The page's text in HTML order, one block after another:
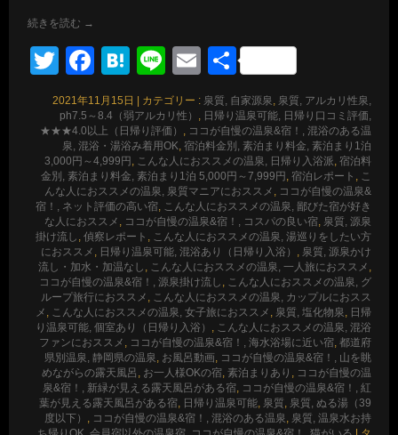
続きを読む →
TwitterFacebook
Hatena
LineEmail
共
有
2021年11月15日 | カテゴリー : 泉質, 自家源泉 泉質, アルカリ性泉,
ph7.5～8.4（弱アルカリ性）
日帰り温泉可能, 日帰り口コミ評価,
★★★4.0以上（日帰り評価）
ココが自慢の温泉&宿！, 混浴のある温
泉, 混浴・湯浴み着用OK 宿泊料金別, 素泊まり料金, 素泊まり1泊
3,000円～4,999円
こんな人におススメの温泉, 日帰り入浴派 宿泊料
金別, 素泊まり料金, 素泊まり1泊 5,000円～7,999円 宿泊レポート
こ
んな人におススメの温泉, 泉質マニアにおススメ
ココが自慢の温泉&
宿！, ネット評価の高い宿
こんな人におススメの温泉, 鄙びた宿が好き
な人におススメ
ココが自慢の温泉&宿！, コスパの良い宿 泉質, 源泉
掛け流し 偵察レポート
こんな人におススメの温泉, 湯巡りをしたい方
におススメ
日帰り温泉可能, 混浴あり（日帰り入浴）
泉質, 源泉かけ
流し・加水・加温なし
こんな人におススメの温泉, 一人旅におススメ
ココが自慢の温泉&宿！, 源泉掛け流し
こんな人におススメの温泉, グ
ループ旅行におススメ
こんな人におススメの温泉, カップルにおスス
メ
こんな人におススメの温泉, 女子旅におススメ 泉質, 塩化物泉
日帰
り温泉可能, 個室あり（日帰り入浴）
こんな人におススメの温泉, 混浴
ファンにおススメ
ココが自慢の温泉&宿！, 海水浴場に近い宿 都道府
県別温泉, 静岡県の温泉 お風呂動画 ココが自慢の温泉&宿！, 山を眺
めながらの露天風呂
お一人様OKの宿 素泊まりあり
ココが自慢の温
泉&宿！, 新緑が見える露天風呂がある宿 ココが自慢の温泉&宿！, 紅
葉が見える露天風呂がある宿 日帰り温泉可能 泉質 泉質, ぬる湯（39
度以下）
ココが自慢の温泉&宿！, 混浴のある温泉 泉質, 温泉水お持